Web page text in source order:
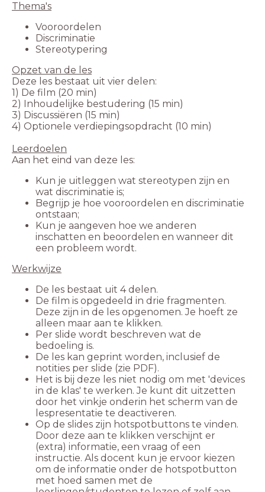
1) De film (20 min)
2) Inhoudelijke bestudering (15 min)
3) Discussiëren (15 min)
4) Optionele verdiepingsopdracht (10 min)
Kun je uitleggen wat stereotypen zijn en
wat discriminatie is;
Begrijp je hoe vooroordelen en discriminatie
ontstaan;
Kun je aangeven hoe we anderen
inschatten en beoordelen en wanneer dit
een probleem wordt.
De film is opgedeeld in drie fragmenten.
Deze zijn in de les opgenomen. Je hoeft ze
Per slide wordt beschreven wat de
De les kan geprint worden, inclusief de
Het is bij deze les niet nodig om met 'devices
in de klas' te werken. Je kunt dit uitzetten
door het vinkje onderin het scherm van de
Op de slides zijn hotspotbuttons te vinden.
Door deze aan te klikken verschijnt er
(extra) informatie, een vraag of een
instructie. Als docent kun je ervoor kiezen
om de informatie onder de hotspotbutton
met hoed samen met de